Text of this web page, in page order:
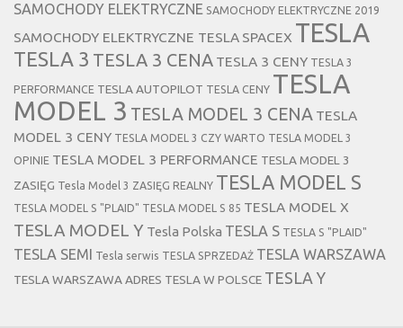
SAMOCHODY ELEKTRYCZNE SAMOCHODY ELEKTRYCZNE 2019
SAMOCHODY ELEKTRYCZNE TESLA SPACEX TESLA
TESLA 3 TESLA 3 CENA TESLA 3 CENY TESLA 3
PERFORMANCE TESLA AUTOPILOT TESLA CENY TESLA
MODEL 3 TESLA MODEL 3 CENA TESLA
MODEL 3 CENY TESLA MODEL 3 CZY WARTO TESLA MODEL 3
OPINIE TESLA MODEL 3 PERFORMANCE TESLA MODEL 3
ZASIĘG Tesla Model 3 ZASIĘG REALNY TESLA MODEL S
TESLA MODEL S "PLAID" TESLA MODEL S 85 TESLA MODEL X
TESLA MODEL Y Tesla Polska TESLA S TESLA S "PLAID"
TESLA SEMI Tesla serwis TESLA SPRZEDAŻ TESLA WARSZAWA
TESLA WARSZAWA ADRES TESLA W POLSCE TESLA Y